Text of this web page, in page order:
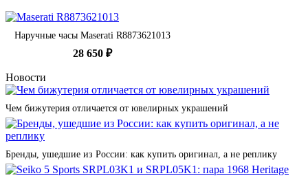
Наручные часы Maserati R8873621013
28 650 ₽
Новости
Чем бижутерия отличается от ювелирных украшений
Бренды, ушедшие из России: как купить оригинал, а не реплику